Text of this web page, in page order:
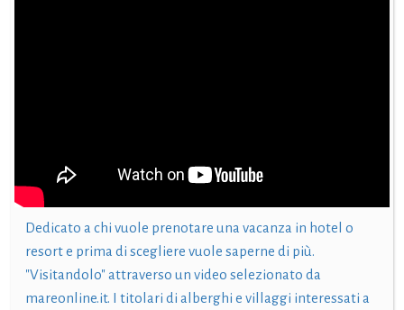
Dedicato a chi vuole prenotare una vacanza in hotel o
resort e prima di scegliere vuole saperne di più.
"Visitandolo" attraverso un video selezionato da
mareonline.it. I titolari di alberghi e villaggi interessati a